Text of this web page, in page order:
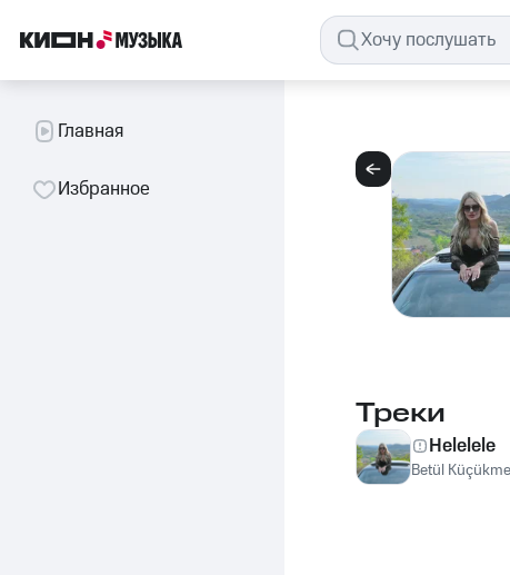
Главная
Избранное
Треки
Helelele
Betül